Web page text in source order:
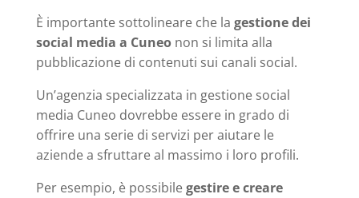
È importante sottolineare che la gestione dei
social media a Cuneonon si limita alla
pubblicazione di contenuti sui canali social.
Un’agenzia specializzata in gestione social
media Cuneo dovrebbe essere in grado di
offrire una serie di servizi per aiutare le
aziende a sfruttare al massimo i loro profili.
Per esempio, è possibilegestire e creare